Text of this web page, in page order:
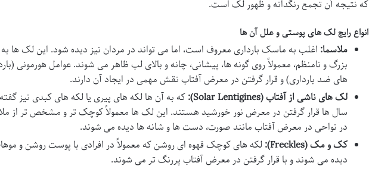
که نتیجه آن تجمع رنگدانه و ظهور لک است.
انواع رایج لک های پوستی و علل آن ها
ملاسما: اغلب به ماسک بارداری معروف است، اما می تواند در مردان نیز دیده شود. این لک ها
بزرگ و نامنظم، معمولاً روی گونه ها، پیشانی، چانه و بالای لب ظاهر می شوند. عوامل هورمونی
های ضد بارداری) و قرار گرفتن در معرض آفتاب نقش مهمی در ایجاد آن دارند.
لک های ناشی از آفتاب (Solar Lentigines):
که به آن ها لکه های پیری یا لکه های کبدی نیز
سال ها قرار گرفتن در معرض نور خورشید هستند. این لک ها معمولاً کوچک تر و مشخص تر از
در نواحی در معرض آفتاب مانند صورت، دست ها و شانه ها دیده می شوند.
کک و مک (Freckles):
لکه های کوچک قهوه ای روشن که معمولاً در افرادی با پوست روشن و
دیده می شوند و با قرار گرفتن در معرض آفتاب پررنگ تر می شوند.